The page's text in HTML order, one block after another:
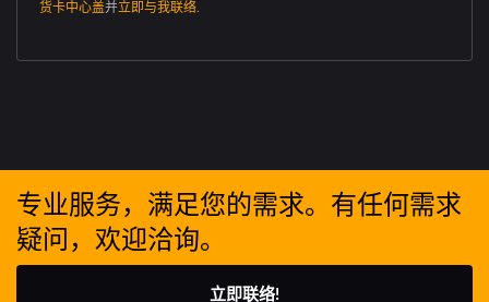
货卡中心盖并立即与我联络
专业服务，满足您的需求。有任何需求
疑问，欢迎洽询。
立即联络!